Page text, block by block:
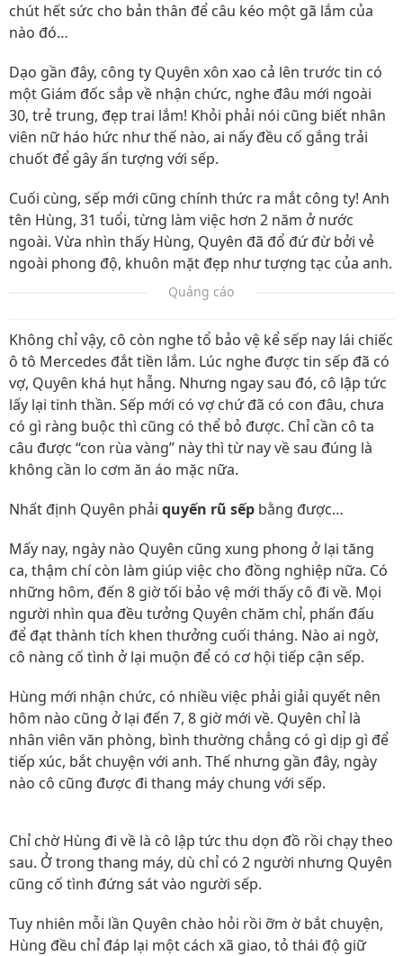
chút hết sức cho bản thân để câu kéo một gã lắm của
nào đó…
Dạo gần đây, công ty Quyên xôn xao cả lên trước tin có
một Giám đốc sắp về nhận chức, nghe đâu mới ngoài
30, trẻ trung, đẹp trai lắm! Khỏi phải nói cũng biết nhân
viên nữ háo hức như thế nào, ai nấy đều cố gắng trải
chuốt để gây ấn tượng với sếp.
Cuối cùng, sếp mới cũng chính thức ra mắt công ty! Anh
tên Hùng, 31 tuổi, từng làm việc hơn 2 năm ở nước
ngoài. Vừa nhìn thấy Hùng, Quyên đã đổ đứ đừ bởi vẻ
ngoài phong độ, khuôn mặt đẹp như tượng tạc của anh.
Quảng cáo
Không chỉ vậy, cô còn nghe tổ bảo vệ kể sếp nay lái chiếc
ô tô Mercedes đắt tiền lắm. Lúc nghe được tin sếp đã có
vợ, Quyên khá hụt hẫng. Nhưng ngay sau đó, cô lập tức
lấy lại tinh thần. Sếp mới có vợ chứ đã có con đâu, chưa
có gì ràng buộc thì cũng có thể bỏ được. Chỉ cần cô ta
câu được “con rùa vàng” này thì từ nay về sau đúng là
không cần lo cơm ăn áo mặc nữa.
Nhất định Quyên phải quyến rũ sếp bằng được…
Mấy nay, ngày nào Quyên cũng xung phong ở lại tăng
ca, thậm chí còn làm giúp việc cho đồng nghiệp nữa. Có
những hôm, đến 8 giờ tối bảo vệ mới thấy cô đi về. Mọi
người nhìn qua đều tưởng Quyên chăm chỉ, phấn đấu
để đạt thành tích khen thưởng cuối tháng. Nào ai ngờ,
cô nàng cố tình ở lại muộn để có cơ hội tiếp cận sếp.
Hùng mới nhận chức, có nhiều việc phải giải quyết nên
hôm nào cũng ở lại đến 7, 8 giờ mới về. Quyên chỉ là
nhân viên văn phòng, bình thường chẳng có gì dịp gì để
tiếp xúc, bắt chuyện với anh. Thế nhưng gần đây, ngày
nào cô cũng được đi thang máy chung với sếp.
Chỉ chờ Hùng đi về là cô lập tức thu dọn đồ rồi chạy theo
sau. Ở trong thang máy, dù chỉ có 2 người nhưng Quyên
cũng cố tình đứng sát vào người sếp.
Tuy nhiên mỗi lần Quyên chào hỏi rồi ỡm ờ bắt chuyện,
Hùng đều chỉ đáp lại một cách xã giao, tỏ thái độ giữ